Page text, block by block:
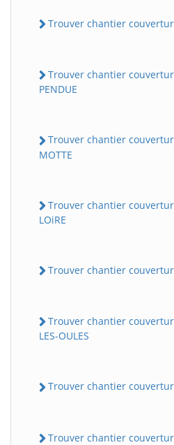
Trouver chantier
Trouver chantier
PENDUE
Trouver chantier
MOTTE
Trouver chantier
LOiRE
Trouver chantier
Trouver chantier
LES-OULES
Trouver chantier
Trouver chantier